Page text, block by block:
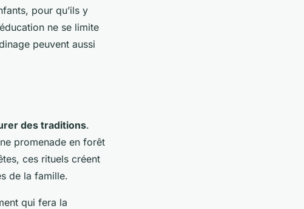
pour qu’ils y
ne se limite
peuvent aussi
des traditions.
promenade en forêt
ces rituels créent
de la famille.
qui fera la